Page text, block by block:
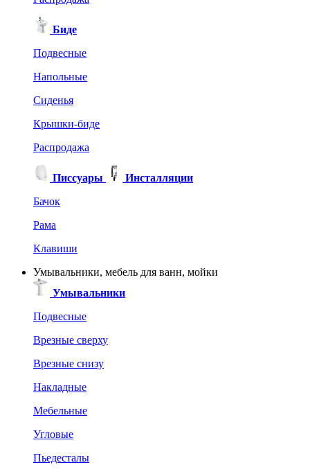
Биде
Подвесные
Напольные
Сиденья
Крышки-биде
Распродажа
Писсуары
Инсталляции
Бачок
Рама
Клавиши
Умывальники, мебель для ванн, мойки
Умывальники
Подвесные
Врезные сверху
Врезные снизу
Накладные
Мебельные
Угловые
Пьедесталы